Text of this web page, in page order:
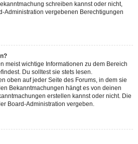
schreiben kannst oder nicht,
Administration vergebenen Berechtigungen
meist wichtige Informationen zu dem Bereich
Du solltest sie stets lesen.
oben auf jeder Seite des Forums, in dem sie
Bekanntmachungen hängt es von deinen
erstellen kannst oder nicht. Die
Board-Administration vergeben.